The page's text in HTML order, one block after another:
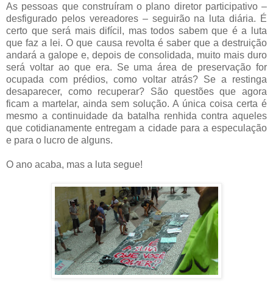
As pessoas que construíram o plano diretor participativo –
desfigurado pelos vereadores – seguirão na luta diária. É
certo que será mais difícil, mas todos sabem que é a luta
que faz a lei. O que causa revolta é saber que a destruição
andará a galope e, depois de consolidada, muito mais duro
será voltar ao que era. Se uma área de preservação for
ocupada com prédios, como voltar atrás? Se a restinga
desaparecer, como recuperar? São questões que agora
ficam a martelar, ainda sem solução. A única coisa certa é
mesmo a continuidade da batalha renhida contra aqueles
que cotidianamente entregam a cidade para a especulação
e para o lucro de alguns.
O ano acaba, mas a luta segue!